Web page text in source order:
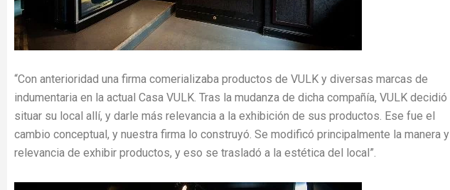
“Con anterioridad una firma comerializaba productos de VULK y diversas marcas de
indumentaria en la actual Casa VULK. Tras la mudanza de dicha compañía, VULK decidió
situar su local allí, y darle más relevancia a la exhibición de sus productos. Ese fue el
cambio conceptual, y nuestra firma lo construyó. Se modificó principalmente la manera y
relevancia de exhibir productos, y eso se trasladó a la estética del local”.